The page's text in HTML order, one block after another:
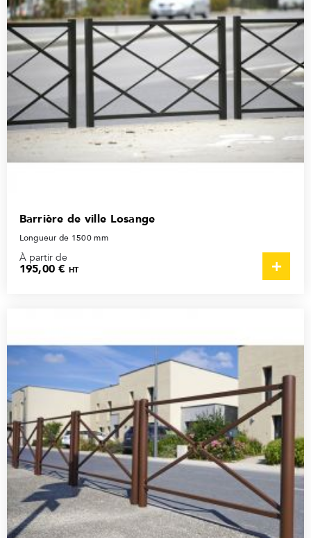
Barrière de ville Losange
Longueur de 1500 mm
À partir de
195,00 €HT